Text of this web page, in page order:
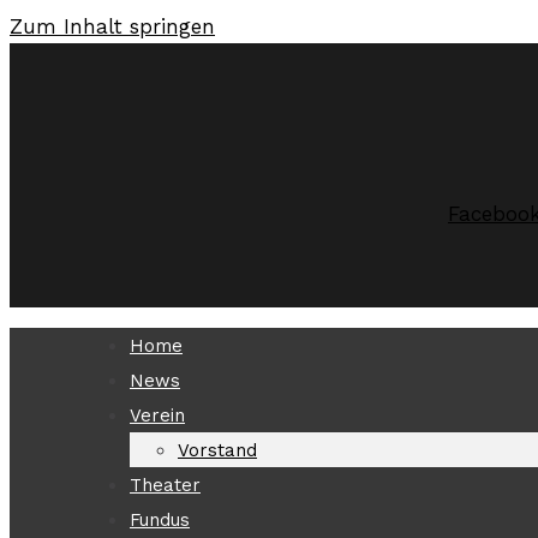
Zum Inhalt springen
Home
News
Verein
Vorstand
Theater
Fundus